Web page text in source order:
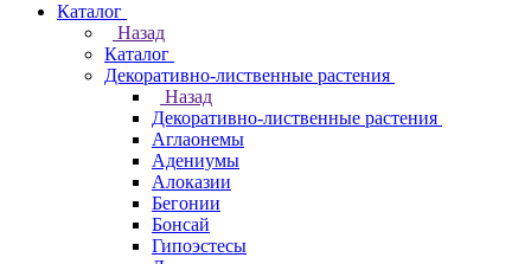
Каталог
Назад
Каталог
Декоративно-лиственные растения
Назад
Декоративно-лиственные растения
Аглаонемы
Адениумы
Алоказии
Бегонии
Бонсай
Гипоэстесы